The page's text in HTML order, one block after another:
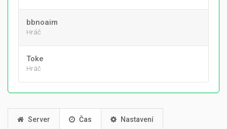
bbnoaim
Hráč
Toke
Hráč
Server Čas Nastavení